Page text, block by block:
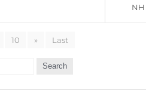
NH
10 » Last
Search